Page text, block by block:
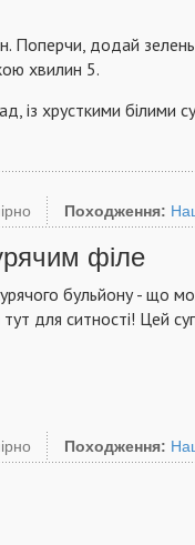
Поперчи, додай
хвилин 5.
із хрусткими білими
Походження:
філе
бульйону - що
для ситності! Цей
Походження: